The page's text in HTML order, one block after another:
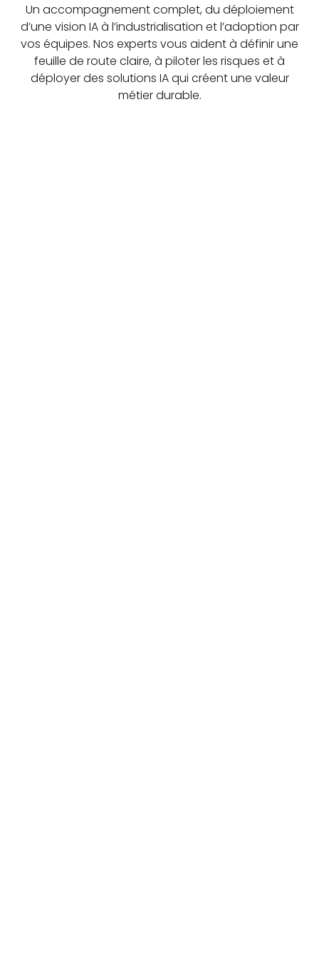
Un accompagnement complet, du déploiement
d’une vision IA à l’industrialisation et l’adoption par
vos équipes. Nos experts vous aident à définir une
feuille de route claire, à piloter les risques et à
déployer des solutions IA qui créent une valeur
métier durable.